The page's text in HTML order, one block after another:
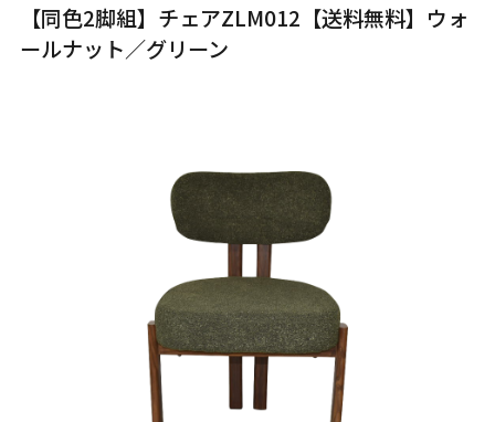
【同色2脚組】チェアZLM012【送料無料】ウォ
ールナット／グリーン